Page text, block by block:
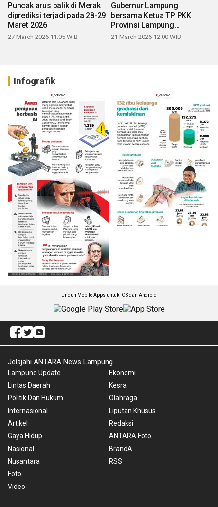
Puncak arus balik di Merak
diprediksi terjadi pada 28-29
Maret 2026
27 March 2026 11:05 WIB
Gubernur Lampung
bersama Ketua TP PKK
Provinsi Lampung
mengucapkan Selamat Hari
21 March 2026 12:00 WIB
Infografik
Unduh Mobile Apps untuk iOS dan Android
Jelajahi ANTARA News Lampung
Lampung Update
Lintas Daerah
Politik Dan Hukum
Internasional
Artikel
Gaya Hidup
Nasional
Nusantara
Foto
Video
Ekonomi
Kesra
Olahraga
Liputan Khusus
Redaksi
ANTARA Foto
BrandA
RSS